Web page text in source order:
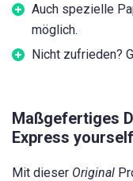
Auch spezielle
möglich.
Nicht zufrieden?
Maßgefertiges
Express yourself
Mit dieser Original